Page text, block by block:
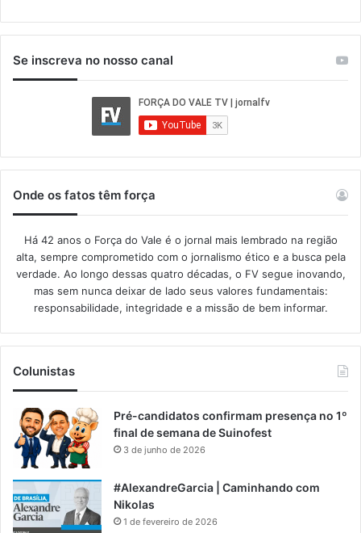
Se inscreva no nosso canal
Onde os fatos têm força
Há 42 anos o Força do Vale é o jornal mais lembrado na região
alta, sempre comprometido com o jornalismo ético e a busca pela
verdade. Ao longo dessas quatro décadas, o FV segue inovando,
mas sem nunca deixar de lado seus valores fundamentais:
responsabilidade, integridade e a missão de bem informar.​
Colunistas
Pré-candidatos confirmam presença no 1º
final de semana de Suinofest
3 de junho de 2026
#AlexandreGarcia | Caminhando com
Nikolas
1 de fevereiro de 2026